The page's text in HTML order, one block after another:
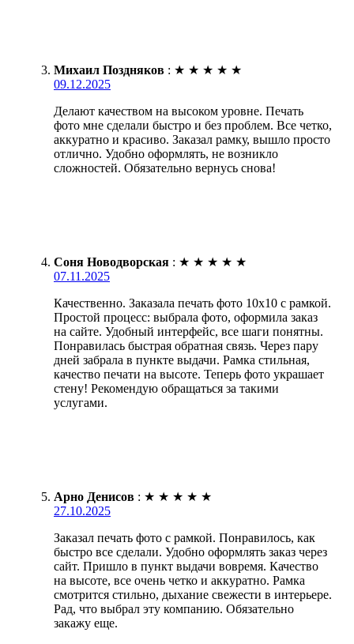
Михаил Поздняков : ★ ★ ★ ★ ★
09.12.2025
Делают качеством на высоком уровне. Печать
фото мне сделали быстро и без проблем. Все четко,
аккуратно и красиво. Заказал рамку, вышло просто
отлично. Удобно оформлять, не возникло
сложностей. Обязательно вернусь снова!
Соня Новодворская : ★ ★ ★ ★ ★
07.11.2025
Качественно. Заказала печать фото 10х10 с рамкой.
Простой процесс: выбрала фото, оформила заказ
на сайте. Удобный интерфейс, все шаги понятны.
Понравилась быстрая обратная связь. Через пару
дней забрала в пункте выдачи. Рамка стильная,
качество печати на высоте. Теперь фото украшает
стену! Рекомендую обращаться за такими
услугами.
Арно Денисов : ★ ★ ★ ★ ★
27.10.2025
Заказал печать фото с рамкой. Понравилось, как
быстро все сделали. Удобно оформлять заказ через
сайт. Пришло в пункт выдачи вовремя. Качество
на высоте, все очень четко и аккуратно. Рамка
смотрится стильно, дыхание свежести в интерьере.
Рад, что выбрал эту компанию. Обязательно
закажу еще.